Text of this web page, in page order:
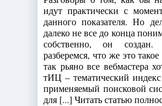
идут практически с
данного показателя. Но
далеко не все до конца
собственно, он создан.
разберемся, что же это
так рьяно все вебмастера
тИЦ – тематический
применяемый поисковой
для [...] Читать статью